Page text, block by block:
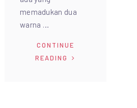
memadukan dua
warna …
CONTINUE
READING